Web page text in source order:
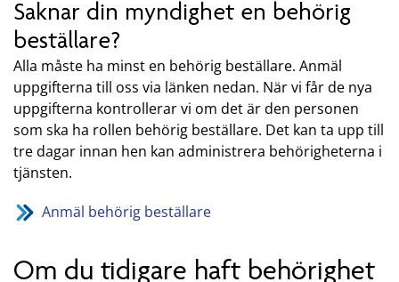
Saknar din myndighet en behörig
beställare?
Alla måste ha minst en behörig beställare. Anmäl
uppgifterna till oss via länken nedan. När vi får de nya
uppgifterna kontrollerar vi om det är den personen
som ska ha rollen behörig beställare. Det kan ta upp till
tre dagar innan hen kan administrera behörigheterna i
tjänsten.
Anmäl behörig beställare
Om du tidigare haft behörighet